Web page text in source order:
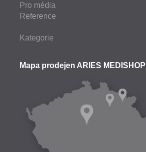
Pro média
Reference
Kategorie
Mapa prodejen ARIES MEDISHOP